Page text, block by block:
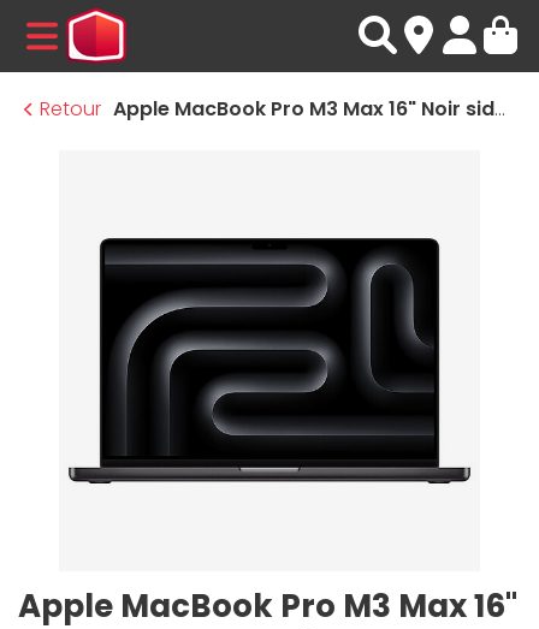
MENU
Retour
Apple MacBook Pro M3 Max 16" Noir sidéral 48Go/1 To (MUW63FN/A)
Apple MacBook Pro M3 Max 16"